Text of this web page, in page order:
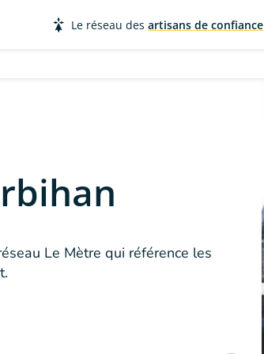
Le réseau des artisans de confiance
Le Mètre qui référence les